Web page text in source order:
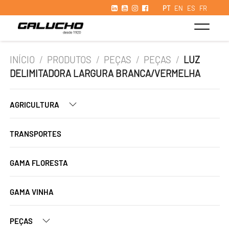
PT EN ES FR
INÍCIO / PRODUTOS / PEÇAS / PEÇAS / LUZ
DELIMITADORA LARGURA BRANCA/VERMELHA
AGRICULTURA
TRANSPORTES
GAMA FLORESTA
GAMA VINHA
PEÇAS